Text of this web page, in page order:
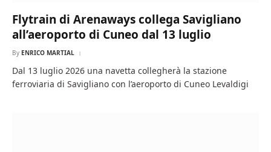
Flytrain di Arenaways collega Savigliano
all’aeroporto di Cuneo dal 13 luglio
By ENRICO MARTIAL
Dal 13 luglio 2026 una navetta collegherà la stazione
ferroviaria di Savigliano con l’aeroporto di Cuneo Levaldigi